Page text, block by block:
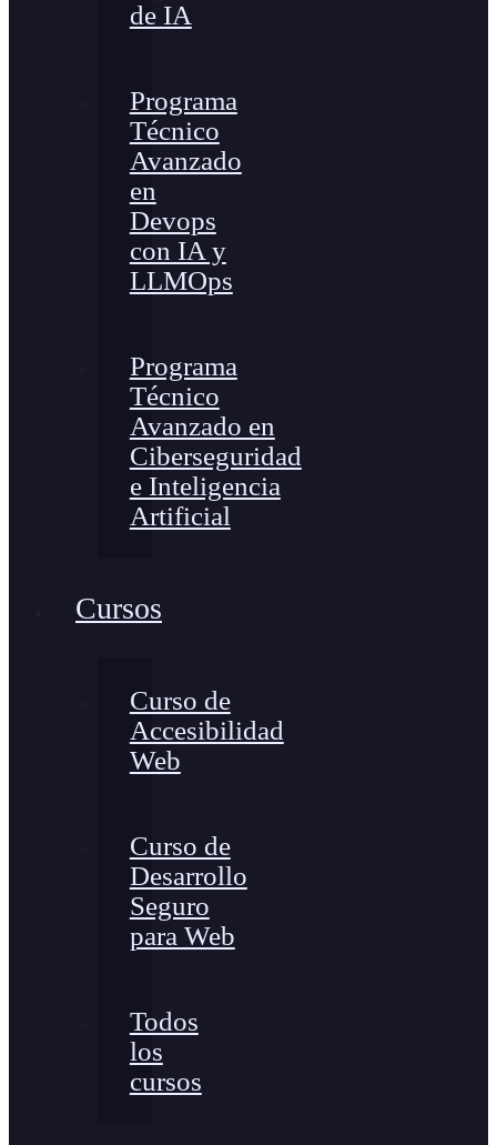
de IA
Programa
Técnico
Avanzado
en
Devops
con IA y
LLMOps
Programa
Técnico
Avanzado en
Ciberseguridad
e Inteligencia
Artificial
Cursos
Curso de
Accesibilidad
Web
Curso de
Desarrollo
Seguro
para Web
Todos
los
cursos